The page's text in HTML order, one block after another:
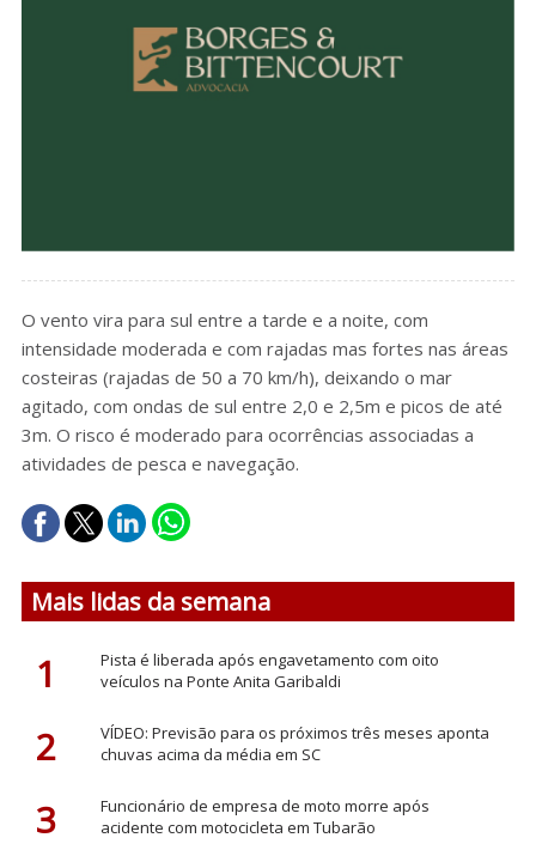
O vento vira para sul entre a tarde e a noite, com
intensidade moderada e com rajadas mas fortes nas áreas
costeiras (rajadas de 50 a 70 km/h), deixando o mar
agitado, com ondas de sul entre 2,0 e 2,5m e picos de até
3m. O risco é moderado para ocorrências associadas a
atividades de pesca e navegação.
Mais lidas da semana
1
Pista é liberada após engavetamento com oito
veículos na Ponte Anita Garibaldi
2
VÍDEO: Previsão para os próximos três meses aponta
chuvas acima da média em SC
3
Funcionário de empresa de moto morre após
acidente com motocicleta em Tubarão